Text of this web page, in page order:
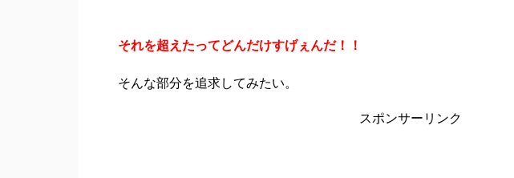
それを超えたってどんだけすげぇんだ！！
そんな部分を追求してみたい。
スポンサーリンク